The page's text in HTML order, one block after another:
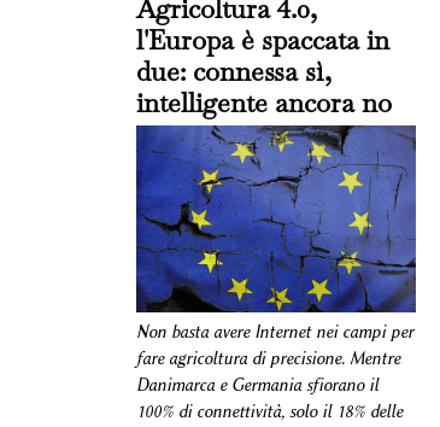
Agricoltura 4.0,
l'Europa è spaccata in
due: connessa sì,
intelligente ancora no
Non basta avere Internet nei campi per
fare agricoltura di precisione. Mentre
Danimarca e Germania sfiorano il
100% di connettività, solo il 18% delle